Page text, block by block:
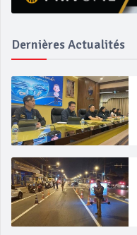
Dernières Actualités